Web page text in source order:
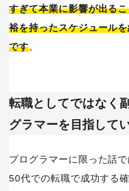
すぎて本業に影響が出る
裕を持ったスケジュール
です。
転職としてではなく
グラマーを目指して
プログラマーに限った話で
50代での転職で成功する